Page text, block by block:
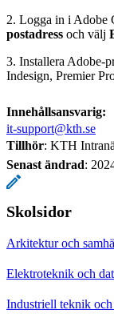
2. Logga in i Adobe
postadress och välj
3. Installera Adobe-
Indesign, Premier
Innehållsansvarig:
it-support@kth.se
Tillhör: KTH
Senast ändrad:
Skolsidor
Arkitektur och
Elektroteknik och
Industriell teknik